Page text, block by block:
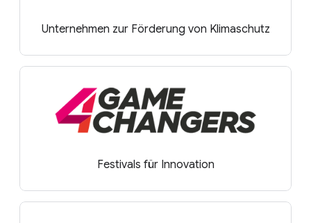
Unternehmen zur Förderung von Klimaschutz
Festivals für Innovation